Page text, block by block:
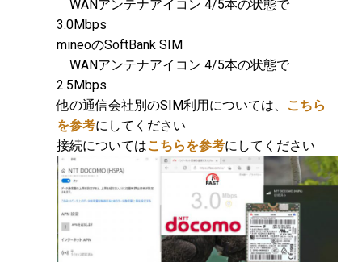
WANアンテナアイコン 4/5本の状態で
3.0Mbps
mineoのSoftBank SIM
WANアンテナアイコン 4/5本の状態で
2.5Mbps
他の通信会社別のSIM利用については、
こちら
を参考にしてください
接続についてはこちらを参考にしてください